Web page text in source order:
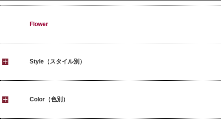
Flower
Style（スタイル別）
Color（色別）